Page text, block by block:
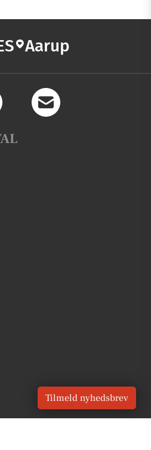
Aarup
Tilmeld nyhedsbrev